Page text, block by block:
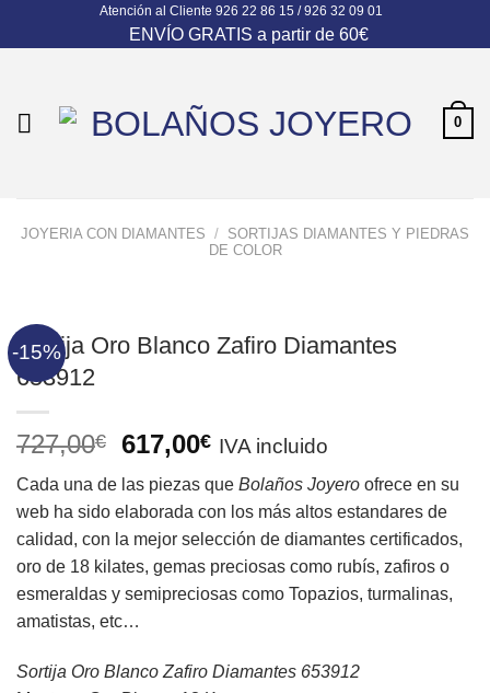
Atención al Cliente 926 22 86 15 / 926 32 09 01
ENVÍO GRATIS a partir de 60€
0
JOYERIA CON DIAMANTES / SORTIJAS DIAMANTES Y PIEDRAS
DE COLOR
-15%
Sortija Oro Blanco Zafiro Diamantes
653912
727,00€
El
original
era:
727,00€.
617,00€El
actual
es:
617,00€.
IVA incluido
Cada una de las piezas que Bolaños Joyero ofrece en su
web ha sido elaborada con los más altos estandares de
calidad, con la mejor selección de diamantes certificados,
oro de 18 kilates, gemas preciosas como rubís, zafiros o
esmeraldas y semipreciosas como Topazios, turmalinas,
amatistas, etc…
Sortija Oro Blanco Zafiro Diamantes 653912